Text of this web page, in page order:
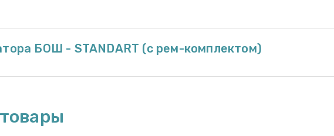
БОШ - STANDART (с рем-комплектом)